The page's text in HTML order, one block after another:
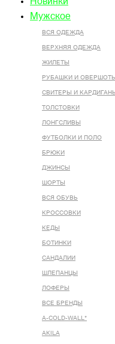
Мужское
ВСЯ ОДЕЖДА
ВЕРХНЯЯ ОДЕЖДА
ЖИЛЕТЫ
РУБАШКИ И ОВЕРШОТЫ
СВИТЕРЫ И КАРДИГАНЫ
ТОЛСТОВКИ
ЛОНГСЛИВЫ
ФУТБОЛКИ И ПОЛО
БРЮКИ
ДЖИНСЫ
ШОРТЫ
ВСЯ ОБУВЬ
КРОССОВКИ
КЕДЫ
БОТИНКИ
САНДАЛИИ
ШЛЕПАНЦЫ
ЛОФЕРЫ
ВСЕ БРЕНДЫ
A-COLD-WALL*
AKILA